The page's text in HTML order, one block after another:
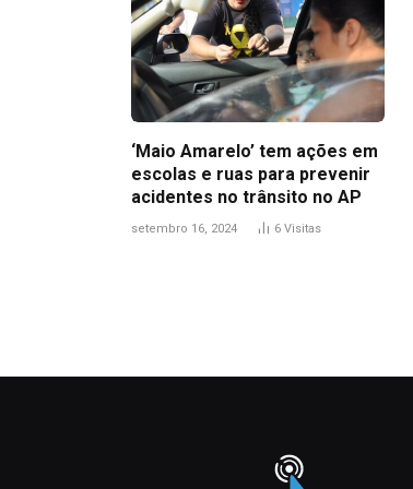
‘Maio Amarelo’ tem ações em
escolas e ruas para prevenir
acidentes no trânsito no AP
setembro 16, 2024 6 Visitas